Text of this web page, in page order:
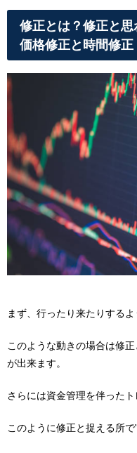
修正とは？修正と
価格修正と時間修正
まず、行ったり来たりする
このような動きの場合は修
が出来ます。
さらには資金管理を伴ったト
このように修正と捉える所で